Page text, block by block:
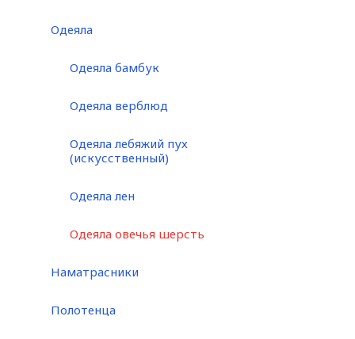
Одеяла
Одеяла бамбук
Одеяла верблюд
Одеяла лебяжий пух
(искусственный)
Одеяла лен
Одеяла овечья шерсть
Наматрасники
Полотенца